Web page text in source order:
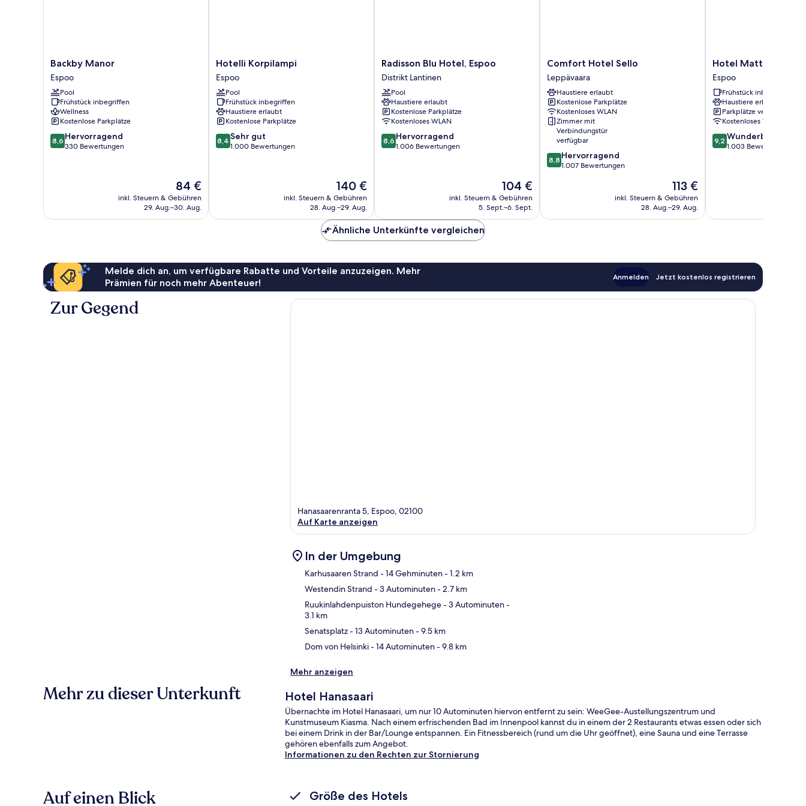
Backby
Manor
Espoo
Backby Manor
Espoo
Pool
Frühstück inbegriffen
Wellness
Kostenlose Parkplätze
8.6
von
8,6 Hervorragend
330 Bewertungen
Der
Preis
beträgt
84 €
inkl. Steuern & Gebühren
29. Aug.–30. Aug.
Hotelli
Korpilampi
Espoo
Hotelli Korpilampi
Espoo
Pool
Frühstück inbegriffen
Haustiere erlaubt
Kostenlose Parkplätze
8.4
von
8,4 Sehr gut
1.000 Bewertungen
Der
Preis
beträgt
140 €
inkl. Steuern & Gebühren
28. Aug.–29. Aug.
Radisson
Blu
Hotel,
Espoo
Distrikt
Lantinen
Radisson Blu Hotel, Espoo
Distrikt Lantinen
Pool
Haustiere erlaubt
Kostenlose Parkplätze
Kostenloses WLAN
8.6
von
8,6 Hervorragend
1.006 Bewertungen
Der
Preis
beträgt
104 €
inkl. Steuern & Gebühren
5. Sept.–6. Sept.
Comfort
Hotel
Sello
Leppävaara
Comfort Hotel Sello
Leppävaara
Haustiere erlaubt
Kostenlose Parkplätze
Kostenloses WLAN
Zimmer mit
Verbindungstür
verfügbar
8.8
von
8,8 Hervorragend
1.007 Bewertungen
Der
Preis
beträgt
113 €
inkl. Steuern & Gebühren
28. Aug.–29. Aug.
Hotel
Matts
Espoo
Hotel Matts
Espoo
Frühstück inbegriffen
Haustiere erlaubt
Parkplätze verfügbar
Kostenloses WLAN
9.2
von
9,2 Wunderbar
1.003 Bewertungen
Ähnliche Unterkünfte vergleichen
Melde dich an, um verfügbare Rabatte und Vorteile anzuzeigen. Mehr
Prämien für noch mehr Abenteuer!
Anmelden Jetzt kostenlos registrieren
Zur Gegend
Hanasaarenranta 5, Espoo, 02100
Auf Karte anzeigen
In der Umgebung
Karhusaaren Strand - 14 Gehminuten- 1.2 km
Westendin Strand - 3 Autominuten- 2.7 km
Ruukinlahdenpuiston Hundegehege- 3 Autominuten-
3.1 km
Senatsplatz- 13 Autominuten- 9.5 km
Dom von Helsinki- 14 Autominuten- 9.8 km
Mehr anzeigen
Mehr zu dieser Unterkunft Hotel Hanasaari
Übernachte im Hotel Hanasaari, um nur 10 Autominuten hiervon entfernt zu sein: WeeGee-Austellungszentrum und
Kunstmuseum Kiasma. Nach einem erfrischenden Bad im Innenpool kannst du in einem der 2 Restaurants etwas essen oder sich
bei einem Drink in der Bar/Lounge entspannen. Ein Fitnessbereich (rund um die Uhr geöffnet), eine Sauna und eine Terrasse
gehören ebenfalls zum Angebot.
Informationen zu den Rechten zur Stornierung
Auf einen Blick Größe des Hotels